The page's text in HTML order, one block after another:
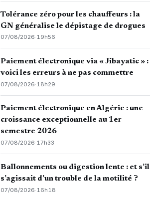
Tolérance zéro pour les chauffeurs : la
GN généralise le dépistage de drogues
07/08/2026·19h56
Paiement électronique via « Jibayatic » :
voici les erreurs à ne pas commettre
07/08/2026· 18h29
Paiement électronique en Algérie : une
croissance exceptionnelle au 1er
semestre 2026
07/08/2026·17h33
Ballonnements ou digestion lente : et s’il
s’agissait d’un trouble de la motilité ?
07/08/2026· 16h18